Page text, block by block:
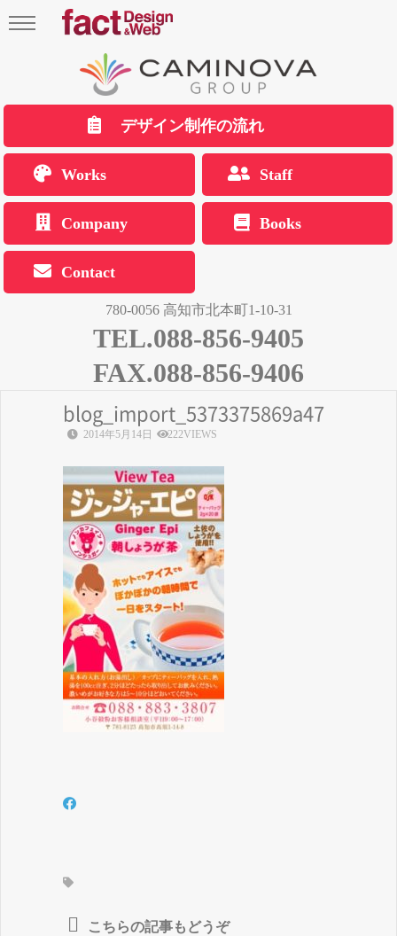
デザイン制作の流れ
Works Staff
Company Books
Contact
780-0056 高知市北本町1-10-31
TEL.088-856-9405
FAX.088-856-9406
blog_import_5373375869a47
2014年5月14日 222VIEWS
こちらの記事もどうぞ